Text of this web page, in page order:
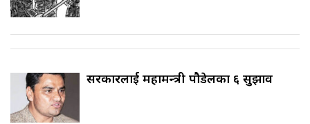
सरकारलाई महामन्त्री पौडेलका ६ सुझाव